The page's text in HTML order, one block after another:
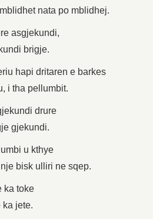
nata po mblidhej.
asgjekundi,
brigje.
hapi dritaren e barkes
i tha pellumbit.
drure
gjekundi.
u kthye
bisk ulliri ne sqep.
ka toke
ka jete.